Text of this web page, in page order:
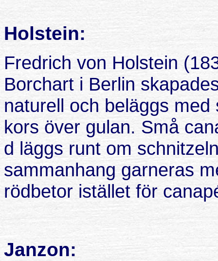
Holstein:
Fredrich von Holstein
Borchart i Berlin
naturell och beläggs
kors över gulan. Små
d läggs runt om
sammanhang garneras
rödbetor istället för
Janzon: